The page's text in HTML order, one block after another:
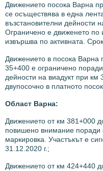
Движението посока Варна
се осъществява в една
възстановителни дейности
Ограничено е движенето по
извършва по активната.
Движението в посока Варна
35+400 е ограничено
дейности на виадукт при
двупосочно в платното
Област Варна:
Движението от км 381+000
повишено внимание поради
маркировка. Участъкът е
31.12.2020 г.;
Движението от км 424+440